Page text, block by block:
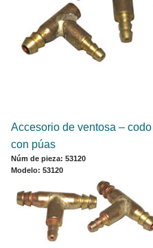
Accesorio de ventosa –
con púas
Núm de pieza: 53120
Modelo: 53120